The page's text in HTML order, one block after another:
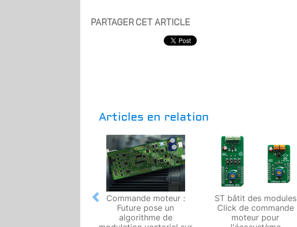
PARTAGER CET ARTICLE
Articles en relation
Commande moteur :
Future pose un
algorithme de
ST bâtit des modules
Click de commande
moteur pour
Previous